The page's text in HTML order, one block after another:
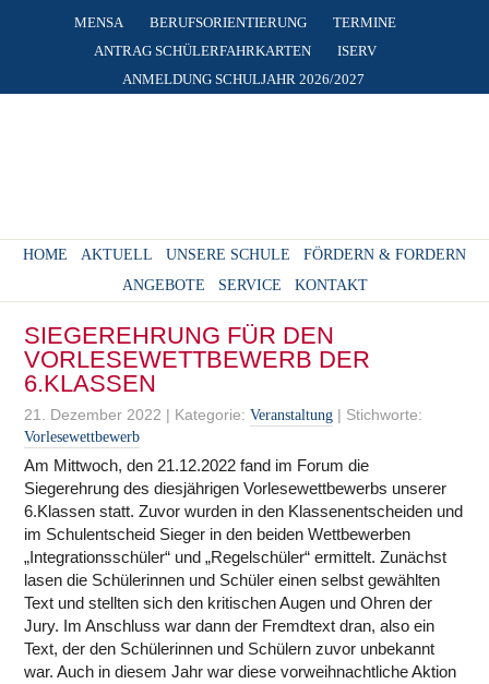
MENSA BERUFSORIENTIERUNG
TERMINE
ANTRAG SCHÜLERFAHRKARTEN
ISERV
ANMELDUNG SCHULJAHR 2026/2027
HOME AKTUELL UNSERE SCHULE
FÖRDERN & FORDERN
ANGEBOTE
SERVICE KONTAKT
SIEGEREHRUNG FÜR DEN
VORLESEWETTBEWERB DER
6.KLASSEN
21. Dezember 2022 | Kategorie:Veranstaltung | Stichworte:
Vorlesewettbewerb
Am Mittwoch, den 21.12.2022 fand im Forum die
Siegerehrung des diesjährigen Vorlesewettbewerbs unserer
6.Klassen statt. Zuvor wurden in den Klassenentscheiden und
im Schulentscheid Sieger in den beiden Wettbewerben
„Integrationsschüler“ und „Regelschüler“ ermittelt. Zunächst
lasen die Schülerinnen und Schüler einen selbst gewählten
Text und stellten sich den kritischen Augen und Ohren der
Jury. Im Anschluss war dann der Fremdtext dran, also ein
Text, der den Schülerinnen und Schülern zuvor unbekannt
war. Auch in diesem Jahr war diese vorweihnachtliche Aktion